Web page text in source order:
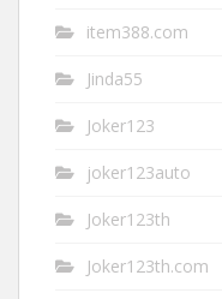
item388.com
Jinda55
Joker123
joker123auto
Joker123th
Joker123th.com